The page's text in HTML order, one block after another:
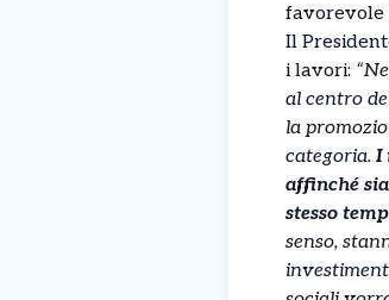
favorevole
Il
i lavori:
al centro
la
categoria. I
affinché
stesso
senso,